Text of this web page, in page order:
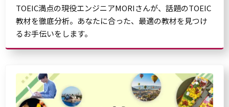
TOEIC満点の現役エンジニアMORIさんが、話題のTOEIC
教材を徹底分析。あなたに合った、最適の教材を見つけ
るお手伝いをします。